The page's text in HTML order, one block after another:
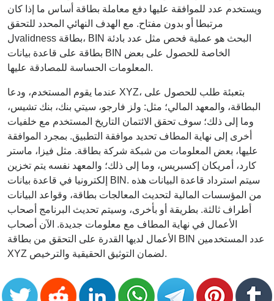
ويستخدم عدد للموافقة عليها دفع معاملة بطاقة أساس ما إذا كان
مرتبطا أو بدون مفتاح. مع الهدف النهائي المحدد للتحقق
لvalidness بطاقة، BIN البحث هو عملية فحص مثل عدد بادئة
بطاقة على قاعدة بيانات BIN الخاصة للحصول على بعض
المعلومات الحساسة للمصادقة عليها.
عندما يقوم المستخدم، ودعا XYZ، بتعبئة طلب للحصول على
البطاقة، والمعهد المالي؛ مثل: ولز فارجو، سيتي بنك، بنك تشيس،
وما إلى ذلك؛ سوف تحقق الائتمان التاريخ المستخدم مع خلفيات
أخرى إلى نهاية المطاف تحديد موافقة التطبيق. بمجرد الموافقة
عليها، بعض المعلومات من شبكة شركة بطاقة. مثل فيزا، ماستر
كارد، أمريكان إكسبريس، وما إلى ذلك؛ والمعهد نفسه يتم تخزين
إلكترونيا في قاعدة بيانات BIN. سيتم استرداد قاعدة البيانات هذه
من المؤسسات المالية لتحديث المعالجات بطاقة، وقواعد البيانات
أطراف ثالثة. بطريقة أو بأخرى، وسيتم تحديث البرنامج أصحاب
الأعمال في نهاية المطاف مع معلومات جديدة. الآن أصحاب
الأعمال لديها القدرة على التحقق من بطاقة BIN عدد المستخدمين
XYZ لضمان التوثيق الحقيقية والترخيص.